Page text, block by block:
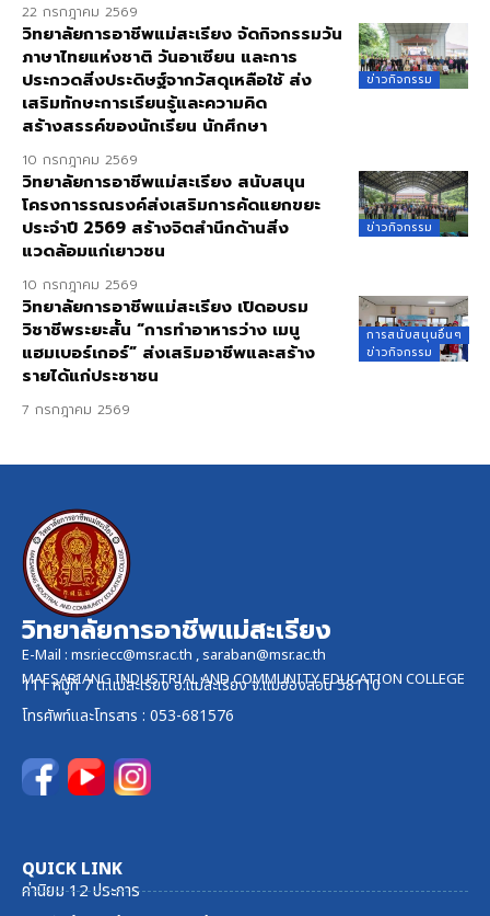
22 กรกฎาคม 2569
ข่าวกิจกรรม
วิทยาลัยการอาชีพแม่สะเรียง จัดกิจกรรมวัน
ภาษาไทยแห่งชาติ วันอาเซียน และการ
ประกวดสิ่งประดิษฐ์จากวัสดุเหลือใช้ ส่ง
เสริมทักษะการเรียนรู้และความคิด
สร้างสรรค์ของนักเรียน นักศึกษา
10 กรกฎาคม 2569
ข่าวกิจกรรม
วิทยาลัยการอาชีพแม่สะเรียง สนับสนุน
โครงการรณรงค์ส่งเสริมการคัดแยกขยะ
ประจำปี 2569 สร้างจิตสำนึกด้านสิ่ง
แวดล้อมแก่เยาวชน
10 กรกฎาคม 2569
การสนับสนุนอื่นๆ
ข่าวกิจกรรม
วิทยาลัยการอาชีพแม่สะเรียง เปิดอบรม
วิชาชีพระยะสั้น “การทำอาหารว่าง เมนู
แฮมเบอร์เกอร์” ส่งเสริมอาชีพและสร้าง
รายได้แก่ประชาชน
7 กรกฎาคม 2569
วิทยาลัยการอาชีพแม่สะเรียง
E-Mail : msr.iecc@msr.ac.th ,saraban@msr.ac.th
MAESARIANG INDUSTRIAL AND COMMUNITY EDUCATION COLLEGE
111 หมู่ที่ 7 ต.แม่สะเรียง อ.แม่สะเรียง จ.แม่ฮ่องสอน 58110
โทรศัพท์และโทรสาร : 053-681576
QUICK LINK
ค่านิยม 12 ประการ